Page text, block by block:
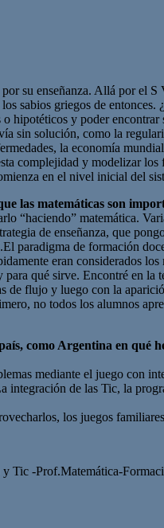
su enseñanza. Allá por
sabios griegos de
hipotéticos y poder
sin solución, como la
la economía
complejidad y modelizar
en el nivel inicial del
las matemáticas son
“haciendo” matemática.
de enseñanza, que
paradigma de formación
eran considerados
qué sirve. Encontré en
de flujo y luego con la
no todos los alumnos
como Argentina en
mediante el juego con
integración de las Tic, la
los juegos
Tic -Prof.Matemática-